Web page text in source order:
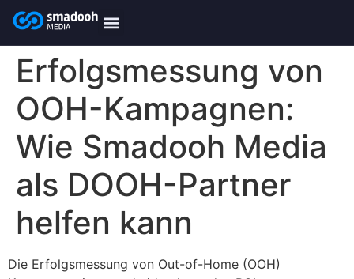
content
Erfolgsmessung von
OOH-Kampagnen:
Wie Smadooh Media
als DOOH-Partner
helfen kann
Die Erfolgsmessung von Out-of-Home (OOH)